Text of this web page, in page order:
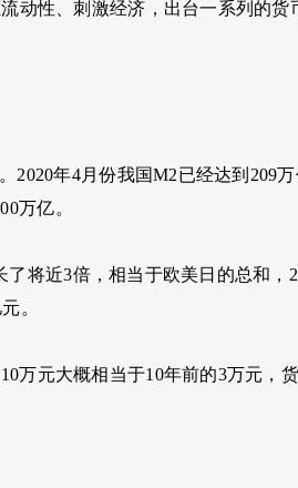
动性、刺激经济，出台一系列的货
2020年4月份我国M2已经达到209
万亿。
将近3倍，相当于欧美日的总和，
。
万元大概相当于10年前的3万元，